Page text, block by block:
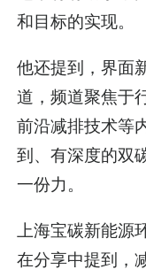
和目标的实现。
他还提到，界面
道，频道聚焦于
前沿减排技术等
到、有深度的双
一份力。
上海宝碳新能源
在分享中提到，